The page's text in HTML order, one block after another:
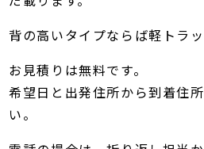
背の高いタイプならば軽トラ
お見積りは無料です。
希望日と出発住所から到着住
い。